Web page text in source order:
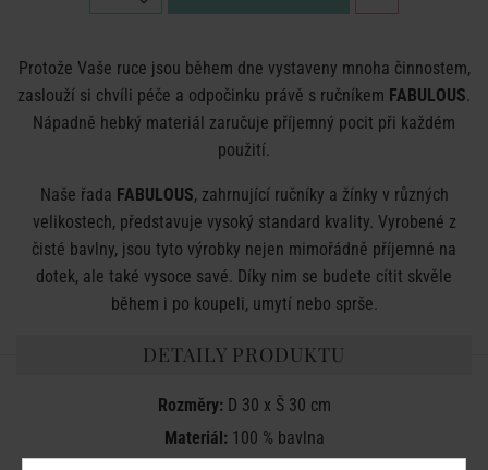
Protože Vaše ruce jsou během dne vystaveny mnoha činnostem,
zaslouží si chvíli péče a odpočinku právě s ručníkem FABULOUS.
Nápadně hebký materiál zaručuje příjemný pocit při každém
použití.
Naše řada FABULOUS, zahrnující ručníky a žínky v různých
velikostech, představuje vysoký standard kvality. Vyrobené z
čisté bavlny, jsou tyto výrobky nejen mimořádně příjemné na
dotek, ale také vysoce savé. Díky nim se budete cítit skvěle
během i po koupeli, umytí nebo sprše.
DETAILY PRODUKTU
Rozměry:D 30 x Š 30 cm
Materiál:100 % bavlna